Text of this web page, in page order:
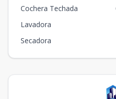
Cochera Techada
Lavadora
Secadora